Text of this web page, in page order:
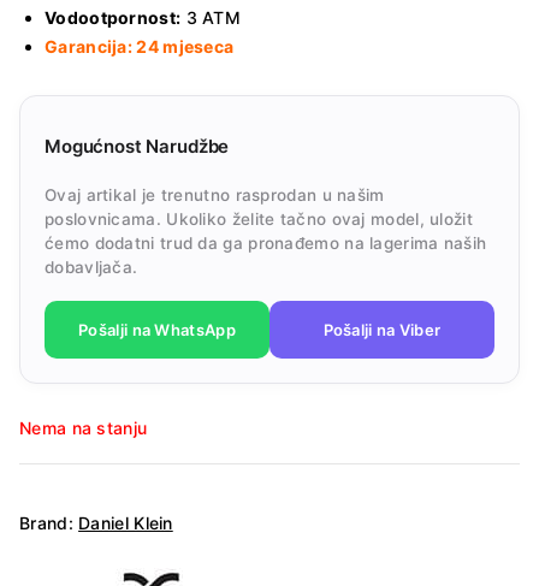
Vodootpornost: 3 ATM
Garancija: 24 mjeseca
Mogućnost Narudžbe
Ovaj artikal je trenutno rasprodan u našim
poslovnicama. Ukoliko želite tačno ovaj model, uložit
ćemo dodatni trud da ga pronađemo na lagerima naših
dobavljača.
Pošalji na WhatsApp Pošalji na Viber
Nema na stanju
Brand: Daniel Klein